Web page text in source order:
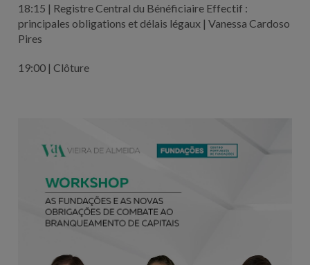
18:15 | Registre Central du Bénéficiaire Effectif :
principales obligations et délais légaux | Vanessa Cardoso
Pires
19:00 | Clôture